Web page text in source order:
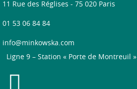
11 Rue des Réglises - 75 020 Paris
01 53 06 84 84
info@minkowska.com
Ligne 9 – Station « Porte de Montreuil »